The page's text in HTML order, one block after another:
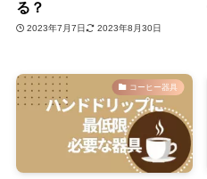
る？
2023年7月7日 2023年8月30日
コーヒー器具